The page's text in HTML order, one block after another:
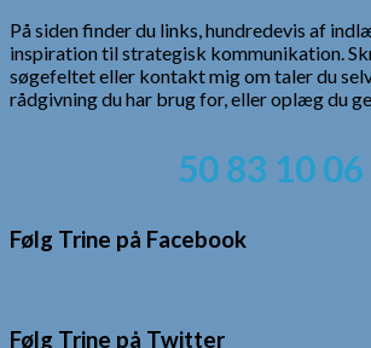
På siden finder du links, hundredevis af
inspiration til strategisk kommunikation.
søgefeltet eller kontakt mig om taler du
rådgivning du har brug for, eller oplæg du
50 83 10 06
Følg Trine på Facebook
Følg Trine på Twitter